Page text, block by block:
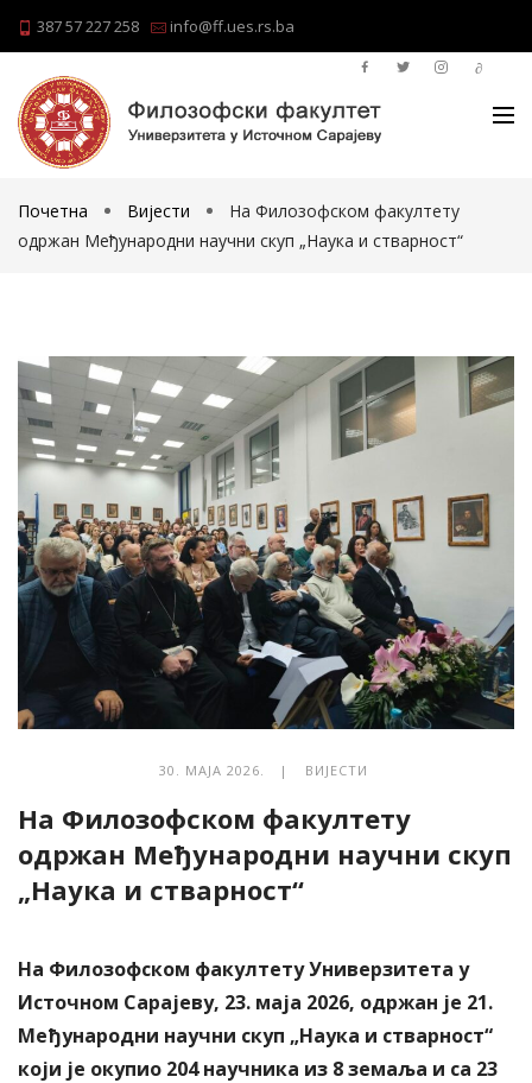
387 57 227 258 info@ff.ues.rs.ba
Почетна Вијести
На Филозофском факултету
одржан Mеђународни научни скуп „Наука и стварност“
30. МАЈА 2026. | ВИЈЕСТИ
На Филозофском факултету
одржан Mеђународни научни скуп
„Наука и стварност“
На Филозофском факултету Универзитета у
Источном Сарајеву, 23. маја 2026, одржан је 21.
Међународни научни скуп „Наука и стварност“
који је окупио 204 научника из 8 земаља и са 23